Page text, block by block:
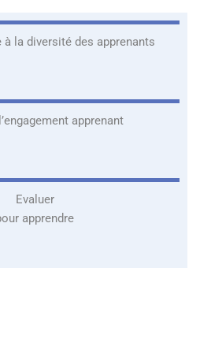
à la diversité des apprenants
apprenant
Evaluer
apprendre